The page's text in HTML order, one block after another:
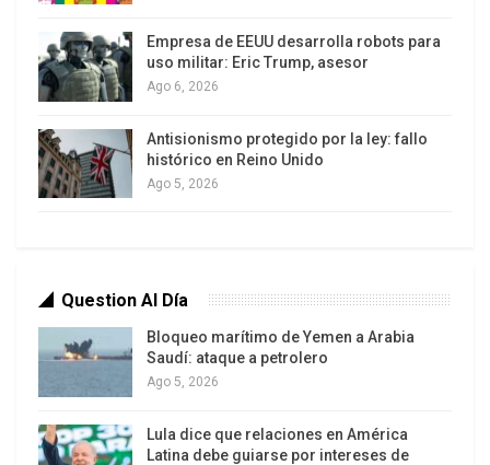
acciones de Estados Unidos e Israel la
destruyeron, y esto fue una verdadera traición a la
diplomacia (…) Realmente no se puede esperar
continuación de las conversaciones”, ha avisado.
Irán dice que continuará el enriquecimiento de
Preguntado por los periodistas, ¿qué puede hacer
Washington para remediar esta situación?, el
portavoz Baqai ha asegurado que “depende de la
respuesta de EE.UU. (…) es su deber intentar
restaurar la confianza de los iraníes”, aunque ha
Empresa de EEUU desarrolla robots para
uso militar: Eric Trump, asesor
Ago 6, 2026
Antisionismo protegido por la ley: fallo
histórico en Reino Unido
Ago 5, 2026
Question Al Día
Bloqueo marítimo de Yemen a Arabia
Saudí: ataque a petrolero
Ago 5, 2026
Lula dice que relaciones en América
Latina debe guiarse por intereses de